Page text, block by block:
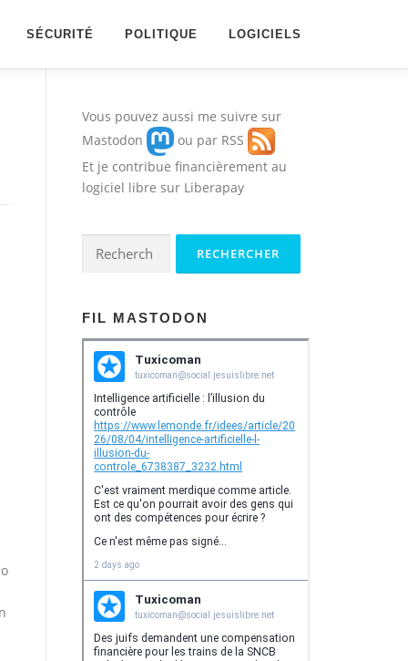
SÉCURITÉ POLITIQUE LOGICIELS
Vous pouvez aussi me suivre sur
Mastodon
ou par RSS
Et je contribue financièrement au
logiciel libre sur Liberapay
Rechercher :
FIL MASTODON